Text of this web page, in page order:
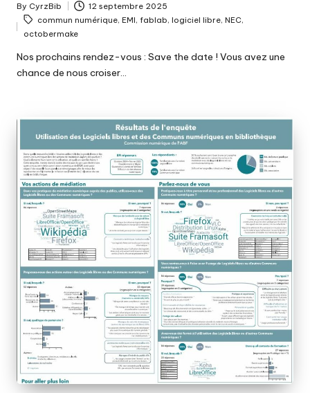
Posted
by
By CyrzBib
12 septembre 2025
Tags:commun numérique, EMI, fablab, logiciel libre, NEC,
octobermake
Nos prochains rendez-vous : Save the date ! Vous avez une
chance de nous croiser…